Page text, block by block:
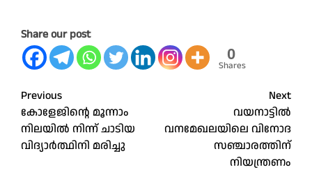
Share our post
0
Shares
Post
navigation
Previous
കോളേജിന്റെ മൂന്നാം
നിലയിൽ നിന്ന് ചാടിയ
വിദ്യാർത്ഥിനി മരിച്ചു
Next
വയനാട്ടിൽ
വനമേഖലയിലെ വിനോദ
സഞ്ചാരത്തിന്
നിയന്ത്രണം